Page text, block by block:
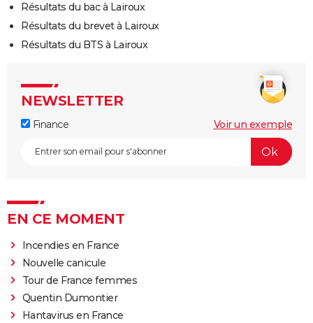
Résultats du bac à Lairoux
Résultats du brevet à Lairoux
Résultats du BTS à Lairoux
NEWSLETTER
Finance Voir un exemple
EN CE MOMENT
Incendies en France
Nouvelle canicule
Tour de France femmes
Quentin Dumontier
Hantavirus en France